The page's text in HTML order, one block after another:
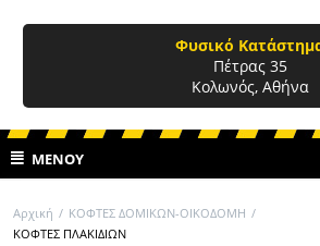
Φυσικό
Πέτρας 35
Κολωνός, Αθήνα
ΜΕΝΟΎ
Αρχική / ΚΟΦΤΕΣ ΔΟΜΙΚΩΝ-ΟΙΚΟΔΟΜΗ /
ΚΟΦΤΕΣ ΠΛΑΚΙΔΙΩΝ